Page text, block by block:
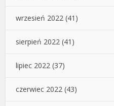
wrzesień 2022 (41)
sierpień 2022 (41)
lipiec 2022 (37)
czerwiec 2022 (43)